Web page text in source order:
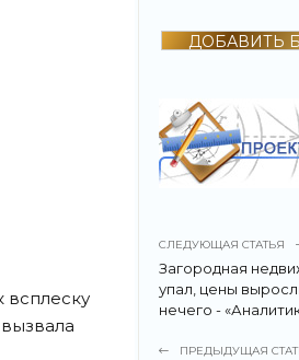
всплеску
ДОБАВИТЬ
СЛЕДУЮЩАЯ СТАТЬЯ
Загородная
упал, цены
нечего -
ПРЕДЫДУЩАЯ